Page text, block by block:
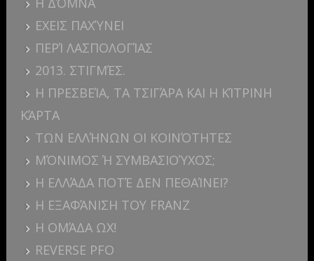
ΕΧΕΙΣ ΠΑΧΎΝΕΙ
ΠΕΡΊ ΛΑΣΠΟΛΟΓΊΑΣ
2013. ΣΤΙΓΜΈΣ.
Η ΠΡΕΣΒΕΊΑ, ΤΑ ΤΣΙΓΆΡΑ ΚΑΙ Η ΚΊΤΡΙΝΗ
ΚΆΡΤΑ
ΤΩΝ ΕΛΛΉΝΩΝ ΟΙ ΚΟΙΝΌΤΗΤΕΣ
ΜΌΝΙΜΟΣ Ή ΣΥΜΒΑΣΙΟΎΧΟΣ;
Η ΕΛΛΆΔΑ ΠΟΤΈ ΔΕΝ ΠΕΘΑΊΝΕΙ?
Η ΕΞΑΦΆΝΙΣΗ ΤΟΥ FRANZ
Η ΟΜΆΔΑ ΩΧ!
REVERSE PFO